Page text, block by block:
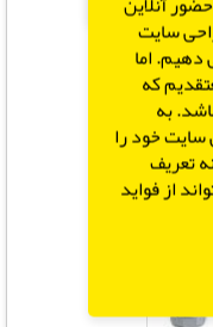
سایت
دهیم. اما
که
به
خود را
تعریف
از فواید